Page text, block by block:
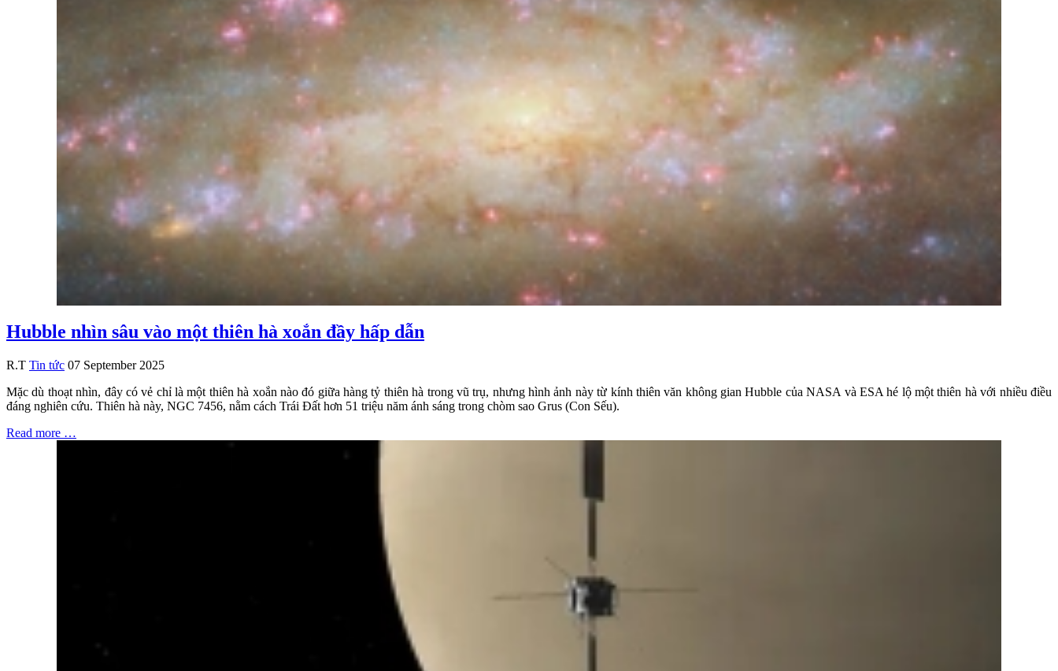
Hubble nhìn sâu vào một thiên hà xoắn đầy hấp dẫn
R.T Tin tức 07 September 2025
Mặc dù thoạt nhìn, đây có vẻ chỉ là một thiên hà xoắn nào đó giữa hàng tỷ thiên hà trong vũ trụ, nhưng hình ảnh này từ kính thiên văn không gian Hubble của NASA và ESA hé lộ một thiên hà với nhiều điều
đáng nghiên cứu. Thiên hà này, NGC 7456, nằm cách Trái Đất hơn 51 triệu năm ánh sáng trong chòm sao Grus (Con Sếu).
Read more …